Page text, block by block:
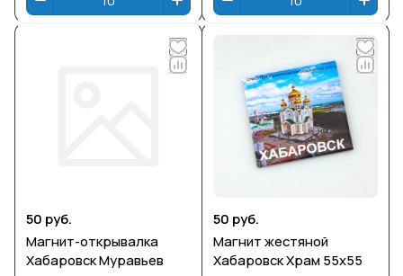
50 руб.
Магнит-открывалка
Хабаровск Муравьев
50 руб.
Магнит жестяной
Хабаровск Храм 55х55